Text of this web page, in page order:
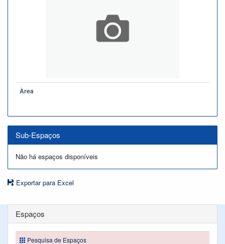
Àrea
Sub-Espaços
Não há espaços disponíveis
Exportar para Excel
Espaços
Pesquisa de Espaços